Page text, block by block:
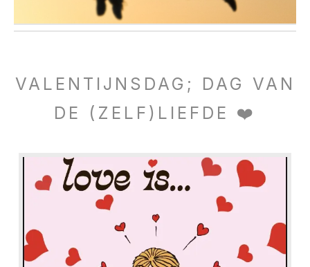
VALENTIJNSDAG; DAG VAN
DE (ZELF)LIEFDE ❤️